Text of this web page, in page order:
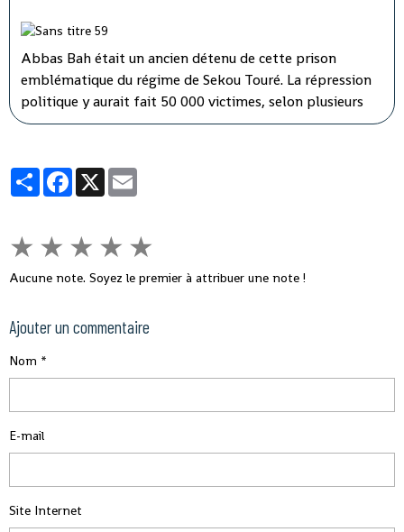
Abbas Bah était un ancien détenu de cette prison
emblématique du régime de Sekou Touré. La répression
politique y aurait fait 50 000 victimes, selon plusieurs
ONG dont Amnesty International. Abbas Bah y avait été
et 1978.
PartagerFacebook
X
★ ★ ★ ★ ★
Aucune note. Soyez le premier à attribuer une note !
Ajouter un commentaire
Nom
E-mail
Site Internet